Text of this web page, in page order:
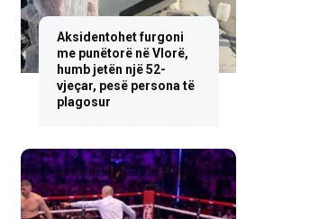
Aksidentohet furgoni
me punëtorë në Vlorë,
humb jetën një 52-
vjeçar, pesë persona të
plagosur